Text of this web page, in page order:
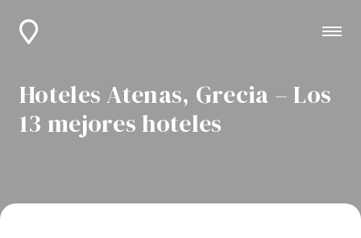
Hoteles Atenas, Grecia – Los
13 mejores hoteles